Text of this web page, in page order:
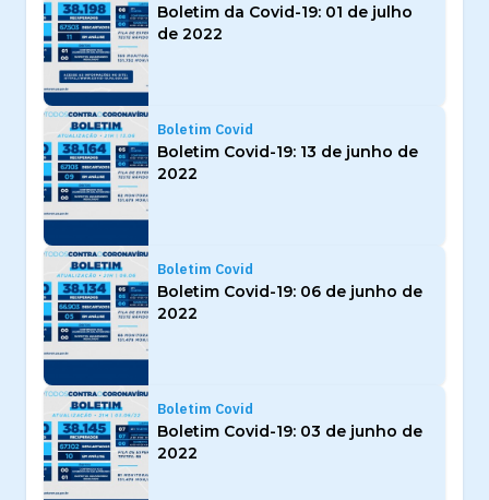
Boletim da Covid-19: 01 de julho
de 2022
Boletim Covid
Boletim Covid-19: 13 de junho de
2022
Boletim Covid
Boletim Covid-19: 06 de junho de
2022
Boletim Covid
Boletim Covid-19: 03 de junho de
2022